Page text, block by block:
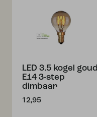
LED 3.5 kogel goud
E14 3-step
dimbaar
12,95